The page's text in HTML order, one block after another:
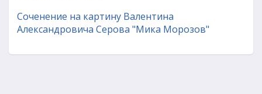
Соченение на картину Валентина
Александровича Серова "Мика Морозов"